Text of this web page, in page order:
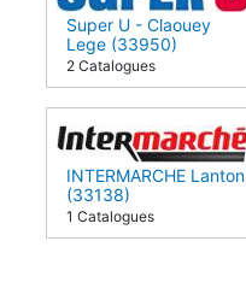
Super U - Claouey
Lege (33950)
2 Catalogues
INTERMARCHE Lanton
(33138)
1 Catalogues